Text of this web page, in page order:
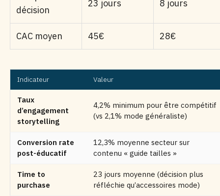
décision
23 jours 8 jours
CAC moyen 45€ 28€
Indicateur Valeur
Taux
d’engagement
storytelling
4,2% minimum pour être compétitif
(vs 2,1% mode généraliste)
Conversion rate
post-éducatif
12,3% moyenne secteur sur
contenu « guide tailles »
Time to
purchase
23 jours moyenne (décision plus
réfléchie qu’accessoires mode)